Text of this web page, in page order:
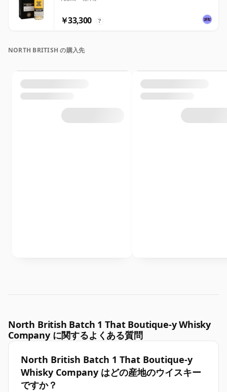
￥33,300 ?
NORTH BRITISH の購入先
North British Batch 1 That Boutique-y Whisky
Company に関するよくある質問
North British Batch 1 That Boutique-y
Whisky Company はどの産地のウイスキー
ですか？